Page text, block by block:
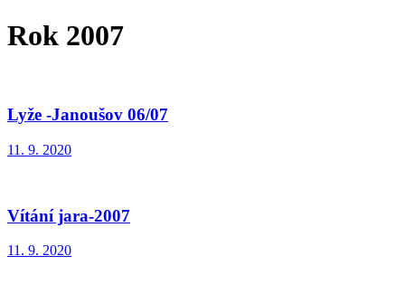
Rok 2007
Lyže -Janoušov 06/07
11. 9. 2020
Vítání jara-2007
11. 9. 2020